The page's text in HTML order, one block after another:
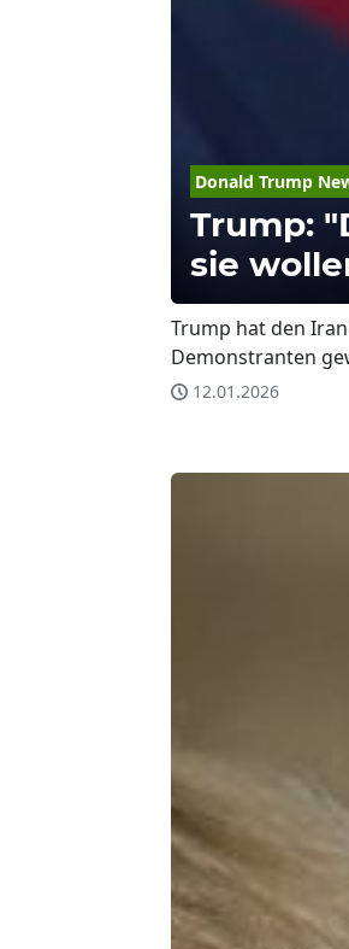
Donald Trump
Trump:
sie
Trump hat den
Demonstranten
12.01.2026